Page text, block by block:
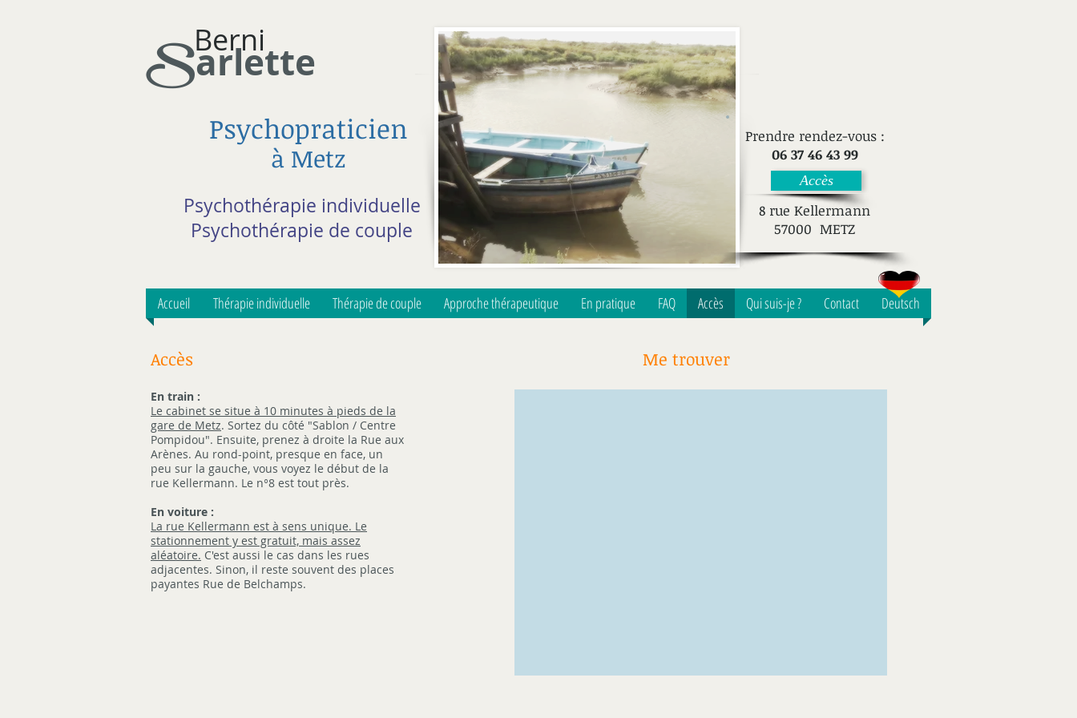
Berni
Sarlette
Psychopraticien
à Metz
Psychothérapie individuelle
Psychothérapie de couple
​Prendre rendez-vous :
06 37 46 43 99
8 rue Kellermann
57000 METZ
Accès
Accueil Thérapie individuelle Thérapie de couple Approche thérapeutique En pratique FAQ Accès Qui suis-je ? Contact Deutsch
Accès
En train :
Le cabinet se situe à 10 minutes à pieds de la
gare de Metz. Sortez du côté "Sablon / Centre
Pompidou". Ensuite, prenez à droite la Rue aux
Arènes. Au rond-point, presque en face, un
peu sur la gauche, vous voyez le début de la
rue Kellermann. Le n°8 est tout près.
En voiture :
La rue Kellermann est à sens unique. Le
stationnement y est gratuit, mais assez
aléatoire. C'est aussi le cas dans les rues
adjacentes. Sinon, il reste souvent des places
payantes Rue de Belchamps.
Me trouver